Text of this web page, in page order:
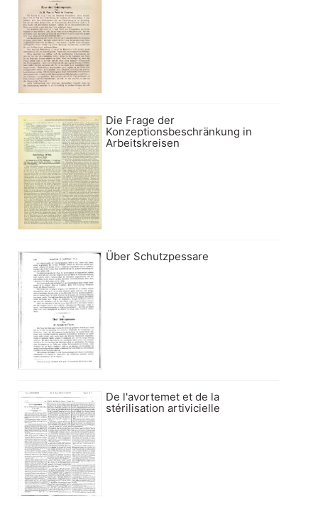
Die Frage der
Konzeptionsbeschränkung in
Arbeitskreisen
Über Schutzpessare
De l'avortemet et de la
stérilisation artivicielle